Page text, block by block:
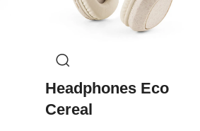
Headphones Eco
Cereal